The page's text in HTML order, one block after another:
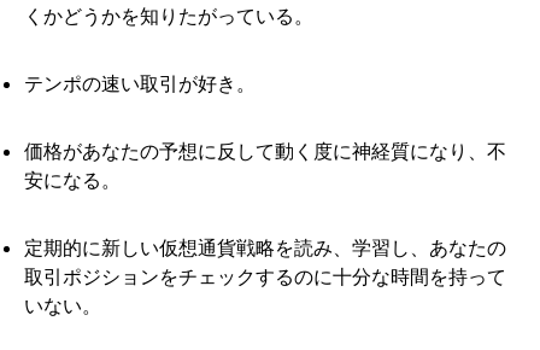
くかどうかを知りたがっている。
テンポの速い取引が好き。
価格があなたの予想に反して動く度に神経質になり、不
安になる。
定期的に新しい仮想通貨戦略を読み、学習し、あなたの
取引ポジションをチェックするのに十分な時間を持って
いない。